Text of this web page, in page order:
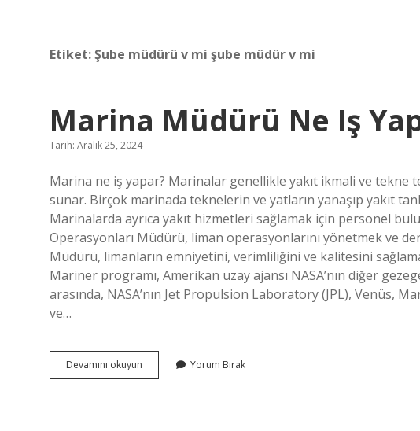
Etiket:Şube müdürü v mi şube müdür v mi
Marina Müdürü Ne Iş
Tarih: Aralık 25, 2024
Marina ne iş yapar? Marinalar genellikle yakıt ikmali ve tekne
sunar. Birçok marinada teknelerin ve yatların yanaşıp yakıt
Marinalarda ayrıca yakıt hizmetleri sağlamak için personel
Operasyonları Müdürü, liman operasyonlarını yönetmek ve
Müdürü, limanların emniyetini, verimliliğini ve kalitesini
Mariner programı, Amerikan uzay ajansı NASA’nın diğer
arasında, NASA’nın Jet Propulsion Laboratory (JPL), Venüs,
ve…
Devamını okuyun
Müdürü
Yorum Bırak